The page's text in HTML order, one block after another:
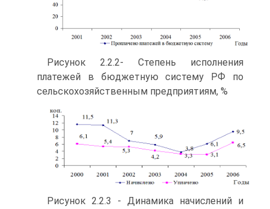
Рисунок 2.2.2- Степень исполнения
платежей в бюджетную систему РФ по
сельскохозяйственным предприятиям, %
Рисунок 2.2.3 - Динамика начислений и